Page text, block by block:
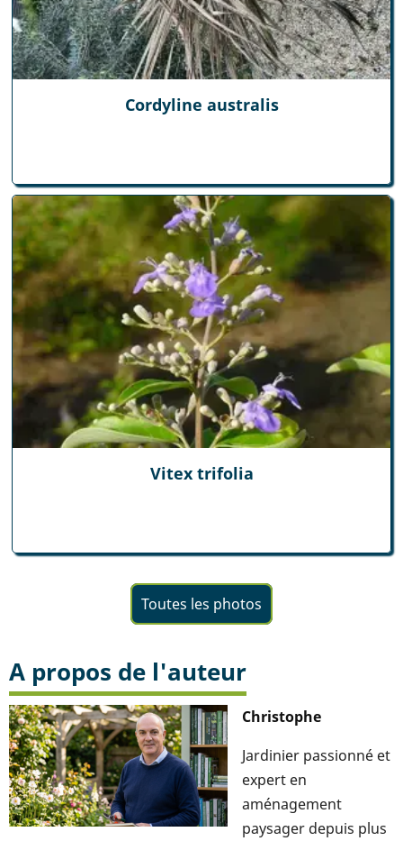
Cordyline australis
Vitex trifolia
Toutes les photos
A propos de l'auteur
Christophe
Jardinier passionné et
expert en
aménagement
paysager depuis plus